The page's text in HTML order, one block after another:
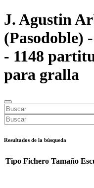
J. Agustin
(Pasodoble)
- 1148
para gralla
Resultados de la búsqueda
Tipo Fichero Tamaño